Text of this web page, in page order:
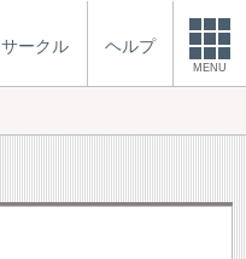
サークル ヘルプ
MENU